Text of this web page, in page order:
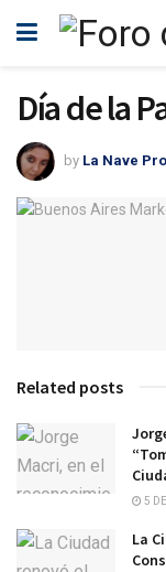
Día de la
by La Nave
Related posts
5
La